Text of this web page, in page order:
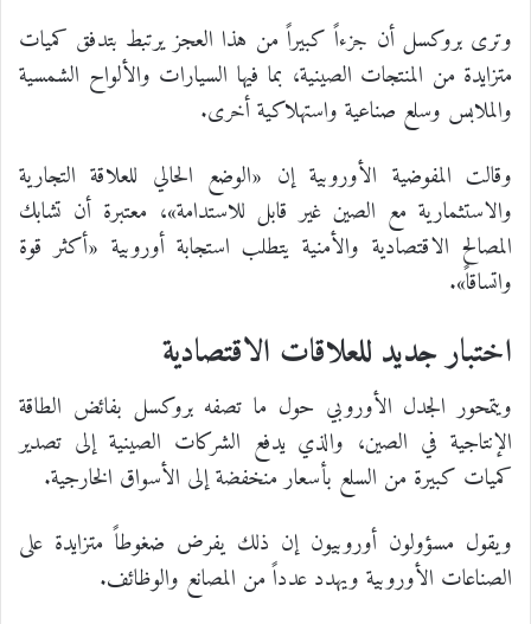
وترى بروكسل أن جزءاً كبيراً من هذا العجز يرتبط بتدفق كميات
متزايدة من المنتجات الصينية، بما فيها السيارات والألواح الشمسية
والملابس وسلع صناعية واستهلاكية أخرى.
وقالت المفوضية الأوروبية إن «الوضع الحالي للعلاقة التجارية
والاستثمارية مع الصين غير قابل للاستدامة»، معتبرة أن تشابك
المصالح الاقتصادية والأمنية يتطلب استجابة أوروبية «أكثر قوة
واتساقاً».
اختبار جديد للعلاقات الاقتصادية
ويتمحور الجدل الأوروبي حول ما تصفه بروكسل بفائض الطاقة
الإنتاجية في الصين، والذي يدفع الشركات الصينية إلى تصدير
كميات كبيرة من السلع بأسعار منخفضة إلى الأسواق الخارجية.
ويقول مسؤولون أوروبيون إن ذلك يفرض ضغوطاً متزايدة على
الصناعات الأوروبية ويهدد عدداً من المصانع والوظائف.